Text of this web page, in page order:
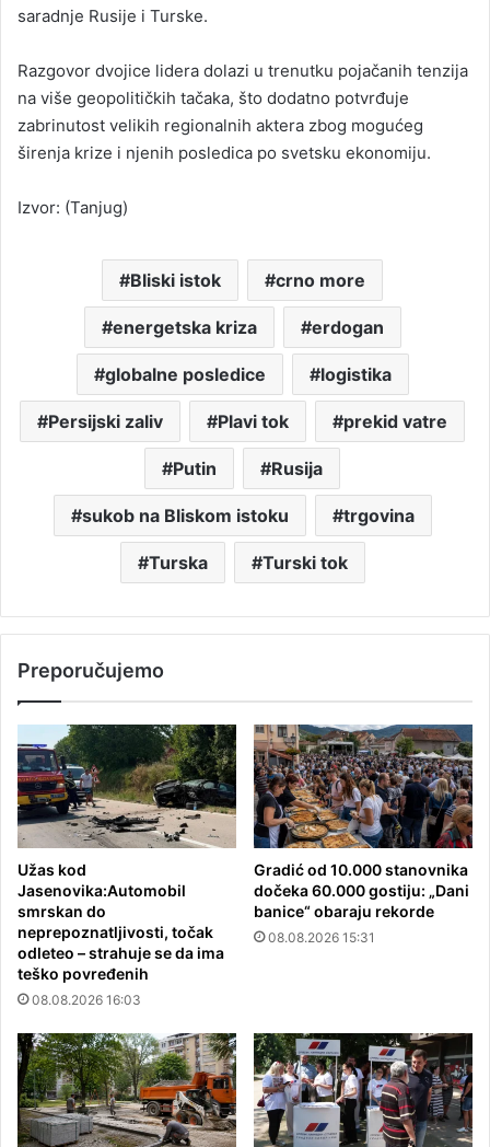
saradnje Rusije i Turske.
Razgovor dvojice lidera dolazi u trenutku pojačanih tenzija
na više geopolitičkih tačaka, što dodatno potvrđuje
zabrinutost velikih regionalnih aktera zbog mogućeg
širenja krize i njenih posledica po svetsku ekonomiju.
Izvor: (Tanjug)
Bliski istok crno more
energetska kriza erdogan
globalne posledice logistika
Persijski zaliv Plavi tok prekid vatre
Putin Rusija
sukob na Bliskom istoku trgovina
Turska Turski tok
Preporučujemo
Užas kod
Jasenovika:Automobil
smrskan do
neprepoznatljivosti, točak
odleteo – strahuje se da ima
teško povređenih
08.08.2026 16:03
Gradić od 10.000 stanovnika
dočeka 60.000 gostiju: „Dani
banice“ obaraju rekorde
08.08.2026 15:31